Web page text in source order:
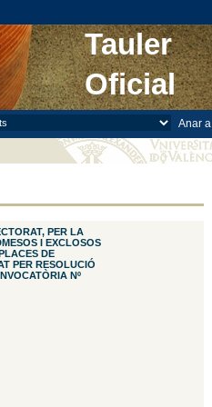
Tauler
Oficial
PER LA
I EXCLOSOS
DE
PER RESOLUCIÓ
Nº